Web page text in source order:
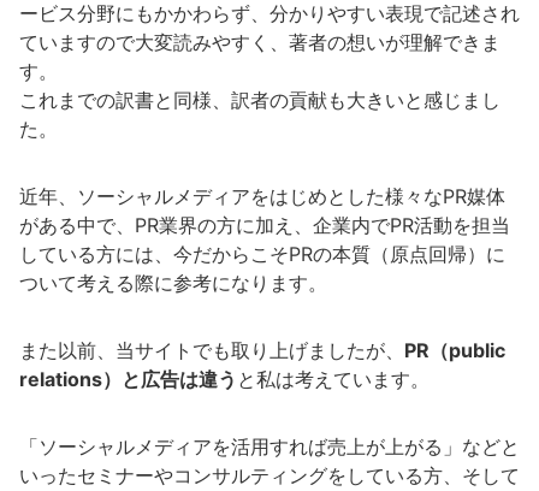
ービス分野にもかかわらず、分かりやすい表現で記述され
ていますので大変読みやすく、著者の想いが理解できま
す。
これまでの訳書と同様、訳者の貢献も大きいと感じまし
た。
近年、ソーシャルメディアをはじめとした様々なPR媒体
がある中で、PR業界の方に加え、企業内でPR活動を担当
している方には、今だからこそPRの本質（原点回帰）に
ついて考える際に参考になります。
また以前、当サイトでも取り上げましたが、 PR（public
relations）と広告は違う と私は考えています。
「ソーシャルメディアを活用すれば売上が上がる」などと
いったセミナーやコンサルティングをしている方、そして